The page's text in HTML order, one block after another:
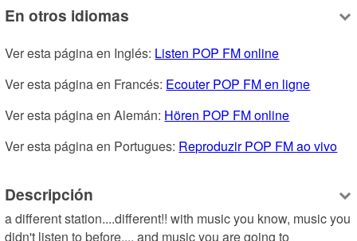
En otros idiomas
Ver esta página en Inglés: Listen POP FM online
Ver esta página en Francés: Ecouter POP FM en ligne
Ver esta página en Alemán: Hören POP FM online
Ver esta página en Portugues: Reproduzir POP FM ao vivo
Descripción
a different station....different!! with music you know, music you
didn't listen to before.... and music you are going to